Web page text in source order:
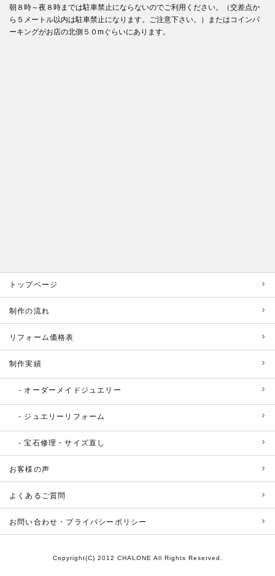
朝８時～夜８時までは駐車禁止にならないのでご利用ください。（交差点か
ら５メートル以内は駐車禁止になります。ご注意下さい。）またはコインパ
ーキングがお店の北側５０mぐらいにあります。
トップページ
制作の流れ
リフォーム価格表
制作実績
オーダーメイドジュエリー
ジュエリーリフォーム
宝石修理・サイズ直し
お客様の声
よくあるご質問
お問い合わせ・プライバシーポリシー
Copyright(C) 2012 CHALONE All Rights Reserved.